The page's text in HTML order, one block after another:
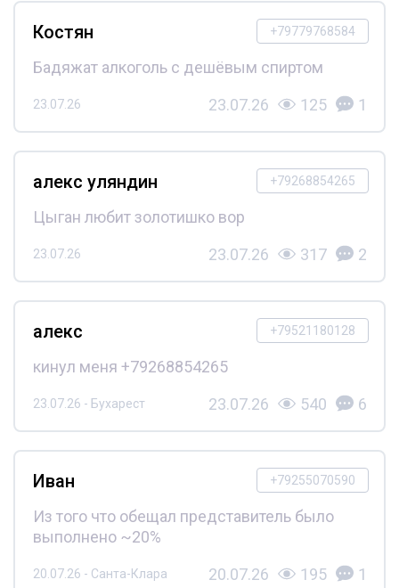
+79779768584
Костян
Бадяжат алкоголь с дешёвым спиртом
23.07.26 23.07.26 125 1
+79268854265
алекс уляндин
Цыган любит золотишко вор
23.07.26 23.07.26 317 2
+79521180128
алекс
кинул меня +79268854265
23.07.26 - Бухарест 23.07.26 540 6
+79255070590
Иван
Из того что обещал представитель было
выполнено ~20%
20.07.26 - Санта-Клара 20.07.26 195 1